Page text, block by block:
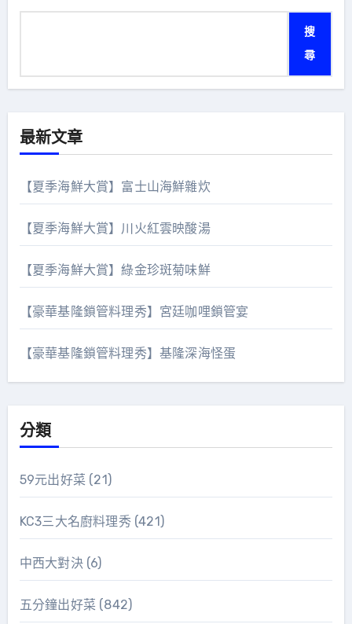
搜
尋
最新文章
【夏季海鮮大賞】富士山海鮮雜炊
【夏季海鮮大賞】川火紅雲映酸湯
【夏季海鮮大賞】綠金珍斑菊味鮮
【豪華基隆鎖管料理秀】宮廷咖哩鎖管宴
【豪華基隆鎖管料理秀】基隆深海怪蛋
分類
59元出好菜 (21)
KC3三大名廚料理秀(421)
中西大對決(6)
五分鐘出好菜 (842)